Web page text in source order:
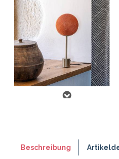
Beschreibung